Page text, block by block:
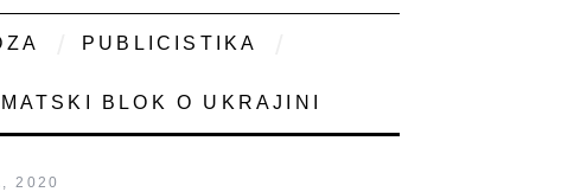
PUBLICISTIKA
BLOK O UKRAJINI
2020